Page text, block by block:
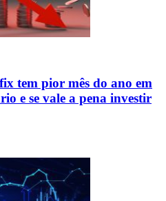
tem pior mês do ano em
e se vale a pena investir